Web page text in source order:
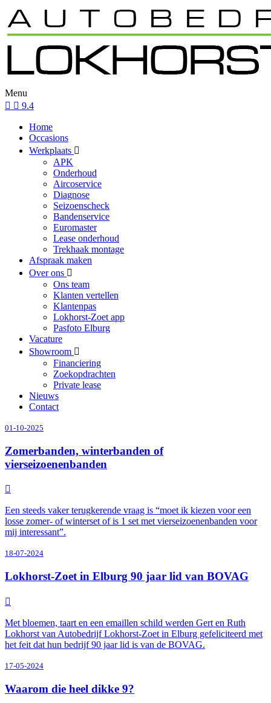
Menu
9.4
Home
Occasions
Werkplaats
APK
Onderhoud
Aircoservice
Diagnose
Seizoenscheck
Bandenservice
Euromaster
Lease onderhoud
Trekhaak montage
Afspraak maken
Over ons
Ons team
Klanten vertellen
Klantenpas
Lokhorst-Zoet app
Pasfoto Elburg
Vacature
Showroom
Financiering
Zoekopdrachten
Private lease
Nieuws
Contact
01-10-2025
Zomerbanden, winterbanden of
vierseizoenenbanden
Een steeds vaker terugkerende vraag is “moet ik kiezen voor een
losse zomer- of winterset of is 1 set met vierseizoenenbanden voor
mij interessant”.
18-07-2024
Lokhorst-Zoet in Elburg 90 jaar lid van BOVAG
Met bloemen, taart en een emaillen schild werden Gert en Ruth
Lokhorst van Autobedrijf Lokhorst-Zoet in Elburg gefeliciteerd met
het feit dat hun bedrijf 90 jaar lid is van de BOVAG.
17-05-2024
Waarom die heel dikke 9?